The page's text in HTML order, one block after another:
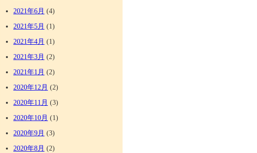
2021年6月 (4)
2021年5月 (1)
2021年4月 (1)
2021年3月 (2)
2021年1月 (2)
2020年12月 (2)
2020年11月 (3)
2020年10月 (1)
2020年9月 (3)
2020年8月 (2)